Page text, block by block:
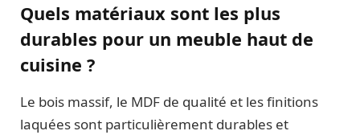
Quels matériaux sont les plus
durables pour un meuble haut de
cuisine ?
Le bois massif, le MDF de qualité et les finitions
laquées sont particulièrement durables et